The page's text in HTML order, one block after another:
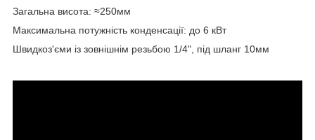
Загальна висота: ≈250мм
Максимальна потужність конденсації: до 6 кВт
Швидкоз'єми із зовнішнім резьбою 1/4", під шланг 10мм